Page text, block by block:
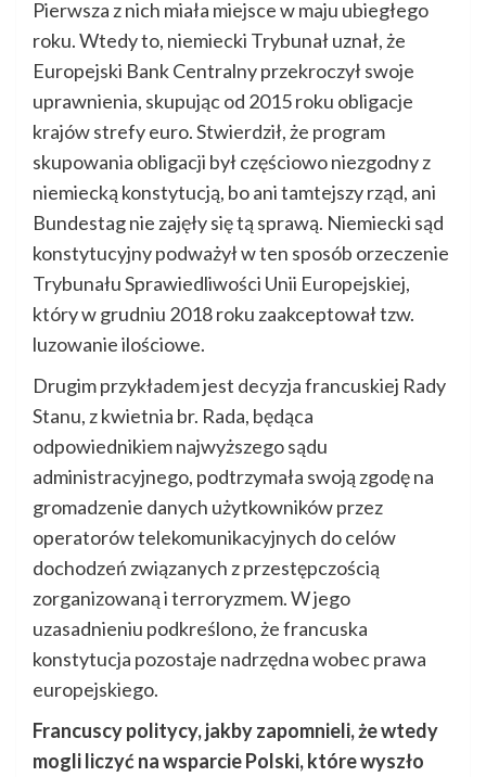
Pierwsza z nich miała miejsce w maju ubiegłego
roku. Wtedy to, niemiecki Trybunał uznał, że
Europejski Bank Centralny przekroczył swoje
uprawnienia, skupując od 2015 roku obligacje
krajów strefy euro. Stwierdził, że program
skupowania obligacji był częściowo niezgodny z
niemiecką konstytucją, bo ani tamtejszy rząd, ani
Bundestag nie zajęły się tą sprawą. Niemiecki sąd
konstytucyjny podważył w ten sposób orzeczenie
Trybunału Sprawiedliwości Unii Europejskiej,
który w grudniu 2018 roku zaakceptował tzw.
luzowanie ilościowe.
Drugim przykładem jest decyzja francuskiej Rady
Stanu, z kwietnia br. Rada, będąca
odpowiednikiem najwyższego sądu
administracyjnego, podtrzymała swoją zgodę na
gromadzenie danych użytkowników przez
operatorów telekomunikacyjnych do celów
dochodzeń związanych z przestępczością
zorganizowaną i terroryzmem. W jego
uzasadnieniu podkreślono, że francuska
konstytucja pozostaje nadrzędna wobec prawa
europejskiego.
Francuscy politycy, jakby zapomnieli, że wtedy
mogli liczyć na wsparcie Polski, które wyszło